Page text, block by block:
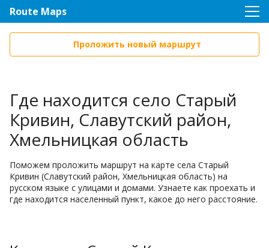
Route Maps
Проложить новый маршрут
Где находится село Старый
Кривин, Славутский район,
Хмельницкая область
Поможем проложить маршрут на карте села Старый
Кривин (Славутский район, Хмельницкая область) на
русском языке с улицами и домами. Узнаете как проехать и
где находится населенный пункт, какое до него расстояние.